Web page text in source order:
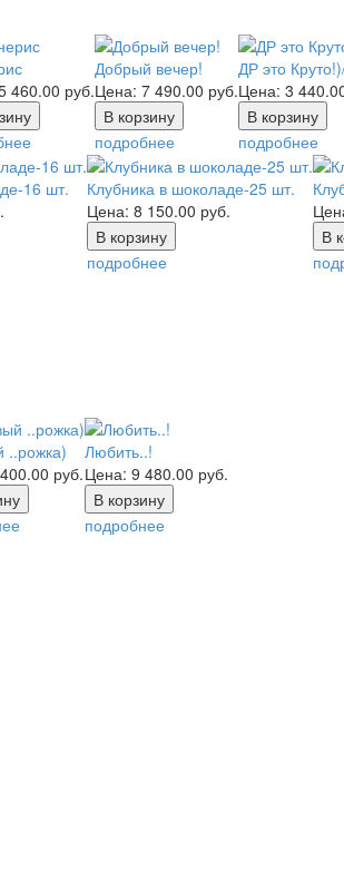
460.00 руб.
Добрый вечер!
Цена: 7 490.00 руб.
подробнее
ДР это
Цена: 3
подробнее
16 шт.
Клубника в шоколаде-25 шт.
Цена: 8 150.00 руб.
подробнее
..рожка)
руб.
Любить..!
Цена: 9 480.00 руб.
подробнее